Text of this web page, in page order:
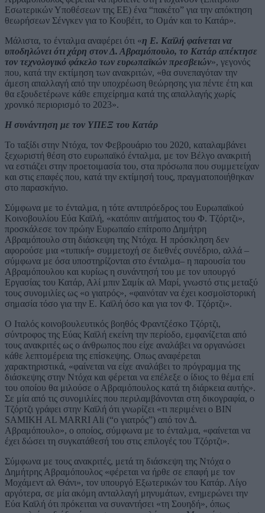
Εσωτερικών Υποθέσεων της ΕΕ) ένα “πακέτο” για την απόκτηση
θεωρήσεων Σένγκεν για το Κουβέιτ, το Ομάν και το Κατάρ».
Μάλιστα, το ένταλμα αναφέρει ότι «η Ε. Καϊλή φαίνεται να
υποδηλώνει ότι χάρη στον Δ. Αβραμόπουλο, το Κατάρ απέκτησε
τον τεχνολογικό φάκελο των ευρωπαϊκών πρεσβειών», γεγονός
που, κατά την εκτίμηση των ανακριτών, «θα συνεπαγόταν την
άμεση απαλλαγή από την υποχρέωση θεώρησης για πέντε έτη και
θα εξουδετέρωνε κάθε επιχείρημα κατά της απαλλαγής χωρίς
χρονικό περιορισμό το 2023».
Η συνάντηση με τον ΥΠΕΞ του Κατάρ
Το ταξίδι στην Ντόχα, τον Φεβρουάριο του 2020, καταλαμβάνει
ξεχωριστή θέση στο ευρωπαϊκό ένταλμα, με τον Βέλγο ανακριτή
να εστιάζει στην προετοιμασία του, στα πρόσωπα που συμμετείχαν
και στις επαφές που, κατά την εκτίμησή τους, πραγματοποιήθηκαν
στο παρασκήνιο.
Σύμφωνα με το ένταλμα, η τότε αντιπρόεδρος του Ευρωπαϊκού
Κοινοβουλίου Εύα Καϊλή, «κατόπιν αιτήματος του Φ. Τζόρτζι»,
προσκάλεσε τον πρώην Ευρωπαίο επίτροπο Δημήτρη
Αβραμόπουλο στη διάσκεψη της Ντόχα. Η πρόσκληση δεν
αφορούσε μια «τυπική» συμμετοχή σε διεθνές συνέδριο, αλλά –
σύμφωνα με όσα υποστηρίζονται στο ένταλμα– η παρουσία του
Αβραμόπουλου και κυρίως η συνάντησή του με τον υπουργό
Εργασίας του Κατάρ, Αλί μπιν Σαμίκ αλ Μαρί, γνωστό στις μεταξύ
τους συνομιλίες ως «ο γιατρός», «φαινόταν να έχει κοσμοϊστορική
σημασία τόσο για την Ε. Καϊλή όσο και για τον Φ. Τζόρτζι».
Ο Ιταλός κοινοβουλευτικός βοηθός Φραντζέσκο Τζόρτζι,
σύντροφος της Εύας Καϊλή εκείνη την περίοδο, εμφανίζεται από
τους ανακριτές ως ο άνθρωπος που είχε αναλάβει να οργανώσει
κάθε λεπτομέρεια της επίσκεψης. Oπως αναφέρεται
χαρακτηριστικά, «φαίνεται να είχε αναλάβει το πρόγραμμα της
διάσκεψης στην Ντόχα και φέρεται να επέλεξε ο ίδιος το θέμα επί
του οποίου θα μιλούσε ο Αβραμόπουλος κατά τη διάρκεια αυτής».
Σε μία από τις συνομιλίες που περιλαμβάνονται στη δικογραφία, ο
Τζόρτζι γράφει στην Καϊλή ότι γνωρίζει «τι περιμένει ο BIN
SAMIKH AL MARRI Ali (“ο γιατρός”) από τον Δ.
Αβραμόπουλο», ο οποίος, σύμφωνα με το ένταλμα, «φαίνεται να
έχει δώσει τη συγκατάθεσή του στις επιλογές του Τζόρτζι».
Σύμφωνα με τους ανακριτές, μετά τη διάσκεψη της Ντόχα ο
Δημήτρης Αβραμόπουλος «φέρεται να ήρθε σε επαφή με τον
Μοχάμεντ αλ Θάνι», τον υπουργό Εξωτερικών του Κατάρ. Λίγο
αργότερα, σε μία ακόμη ανταλλαγή μηνυμάτων, ενημερώνει την
Εύα Καϊλή ότι πρόκειται να συναντήσει «τη Σουηδή», όπως